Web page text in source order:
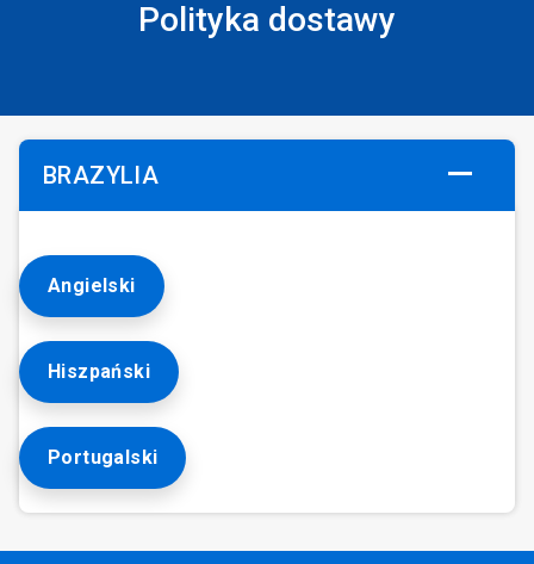
Polityka dostawy
BRAZYLIA
Angielski
Hiszpański
Portugalski